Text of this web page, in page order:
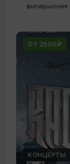
ОТ 2500₽
КОНЦЕРТЫ